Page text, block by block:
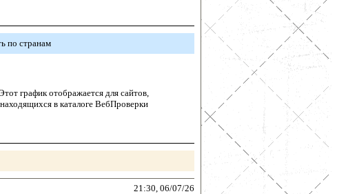
по странам
график отображается для сайтов,
находящихся в каталоге ВебПроверки
21:30, 06/07/26